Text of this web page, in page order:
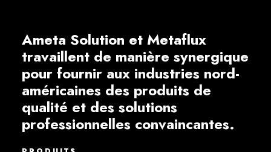
Ameta Solution et Metaflux
travaillent de manière synergique
pour fournir aux industries nord-
américaines des produits de
qualité et des solutions
professionnelles convaincantes.